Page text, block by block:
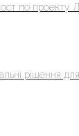
по проекту
рішення для